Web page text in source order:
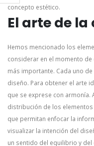
concepto estético.
El arte de
Hemos mencionado los
considerar en el momento
más importante. Cada uno
diseño. Para obtener el arte
que se exprese con armonía.
distribución de los
que permitan enfocar la
visualizar la intención del
un sentido del equilibrio y